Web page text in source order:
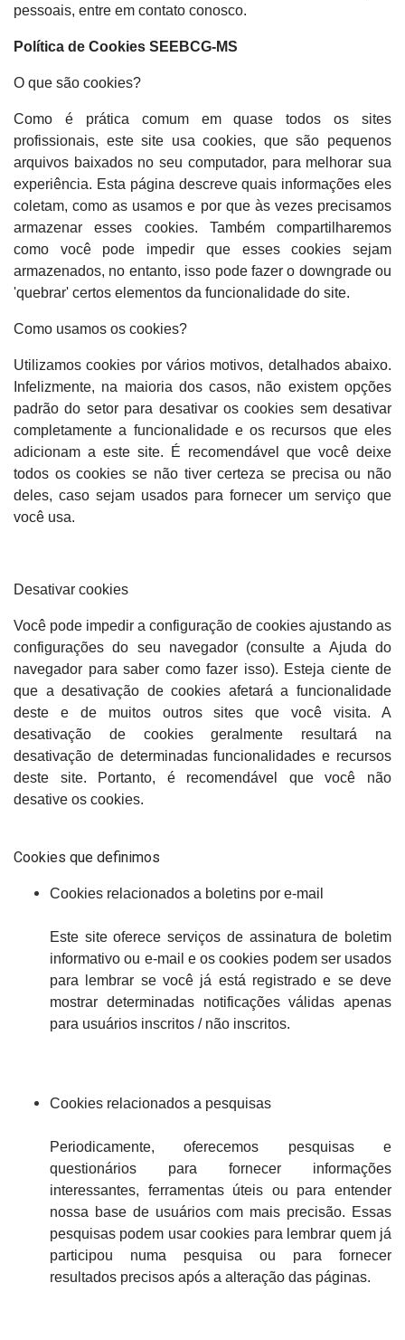
pessoais, entre em contato conosco.
Política de Cookies SEEBCG-MS
O que são cookies?
Como é prática comum em quase todos os sites
profissionais, este site usa cookies, que são pequenos
arquivos baixados no seu computador, para melhorar sua
experiência. Esta página descreve quais informações eles
coletam, como as usamos e por que às vezes precisamos
armazenar esses cookies. Também compartilharemos
como você pode impedir que esses cookies sejam
armazenados, no entanto, isso pode fazer o downgrade ou
'quebrar' certos elementos da funcionalidade do site.
Como usamos os cookies?
Utilizamos cookies por vários motivos, detalhados abaixo.
Infelizmente, na maioria dos casos, não existem opções
padrão do setor para desativar os cookies sem desativar
completamente a funcionalidade e os recursos que eles
adicionam a este site. É recomendável que você deixe
todos os cookies se não tiver certeza se precisa ou não
deles, caso sejam usados ​​para fornecer um serviço que
você usa.
Desativar cookies
Você pode impedir a configuração de cookies ajustando as
configurações do seu navegador (consulte a Ajuda do
navegador para saber como fazer isso). Esteja ciente de
que a desativação de cookies afetará a funcionalidade
deste e de muitos outros sites que você visita. A
desativação de cookies geralmente resultará na
desativação de determinadas funcionalidades e recursos
deste site. Portanto, é recomendável que você não
desative os cookies.
Cookies que definimos
Cookies relacionados a boletins por e-mail
Este site oferece serviços de assinatura de boletim
informativo ou e-mail e os cookies podem ser usados
​​para lembrar se você já está registrado e se deve
mostrar determinadas notificações válidas apenas
para usuários inscritos / não inscritos.
Cookies relacionados a pesquisas
Periodicamente, oferecemos pesquisas e
questionários para fornecer informações
interessantes, ferramentas úteis ou para entender
nossa base de usuários com mais precisão. Essas
pesquisas podem usar cookies para lembrar quem já
participou numa pesquisa ou para fornecer
resultados precisos após a alteração das páginas.